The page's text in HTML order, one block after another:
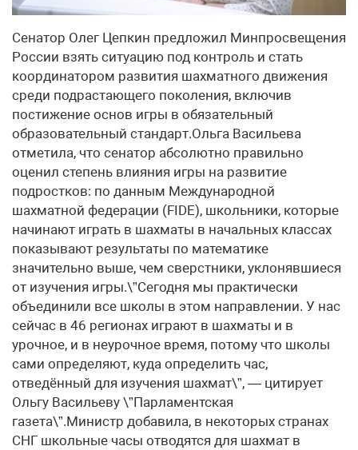
Сенатор Олег Цепкин предложил Минпросвещения
России взять ситуацию под контроль и стать
координатором развития шахматного движения
среди подрастающего поколения, включив
постижение основ игры в обязательный
образовательный стандарт.Ольга Васильева
отметила, что сенатор абсолютно правильно
оценил степень влияния игры на развитие
подростков: по данным Международной
шахматной федерации (FIDE), школьники, которые
начинают играть в шахматы в начальных классах
показывают результаты по математике
значительно выше, чем сверстники, уклонявшиеся
от изучения игры.\”Сегодня мы практически
объединили все школы в этом направлении. У нас
сейчас в 46 регионах играют в шахматы и в
урочное, и в неурочное время, потому что школы
сами определяют, куда определить час,
отведённый для изучения шахмат\”, — цитирует
Ольгу Васильеву \”Парламентская
газета\”.Министр добавила, в некоторых странах
СНГ школьные часы отводятся для шахмат в